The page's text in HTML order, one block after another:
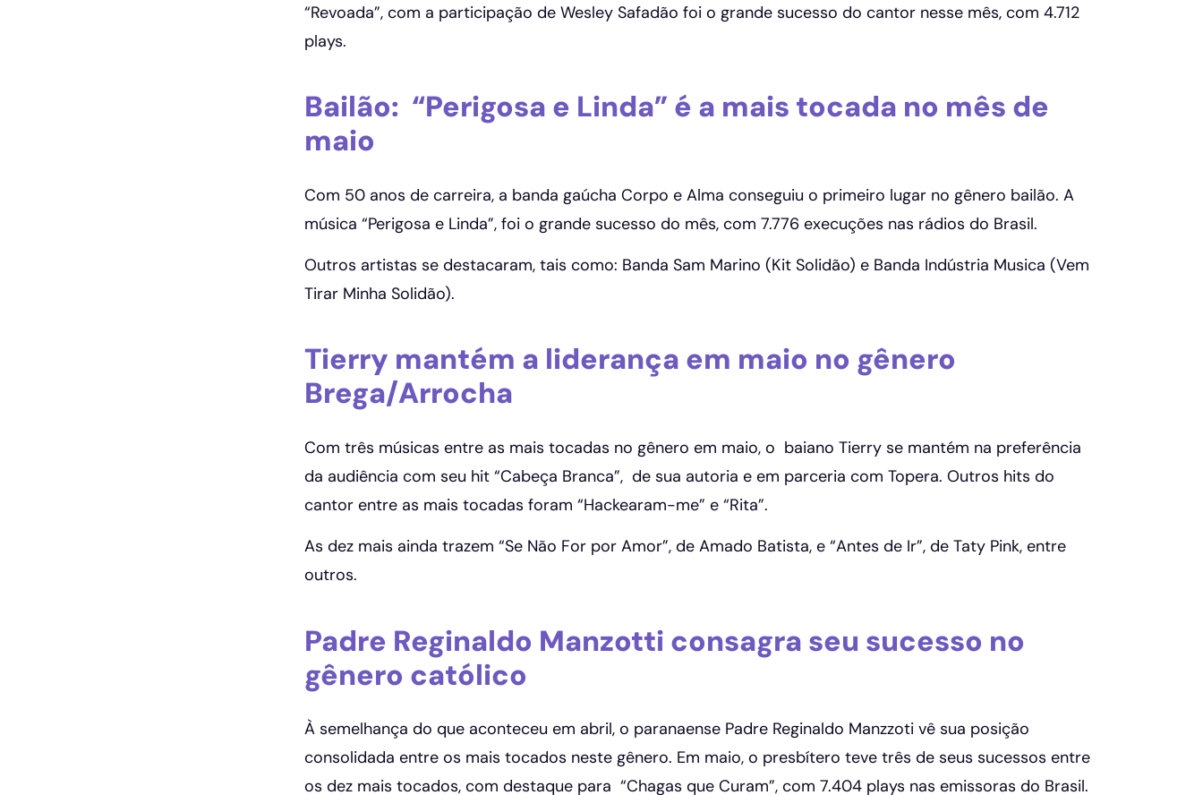
“Revoada”, com a participação de Wesley Safadão foi o grande sucesso do cantor nesse mês, com 4.712
plays.
Bailão: “Perigosa e Linda” é a mais tocada no mês de
maio
Com 50 anos de carreira, a banda gaúcha Corpo e Alma conseguiu o primeiro lugar no gênero bailão. A
música “Perigosa e Linda”, foi o grande sucesso do mês, com 7.776 execuções nas rádios do Brasil.
Outros artistas se destacaram, tais como: Banda Sam Marino (Kit Solidão) e Banda Indústria Musica (Vem
Tirar Minha Solidão).
Tierry mantém a liderança em maio no gênero
Brega/Arrocha
Com três músicas entre as mais tocadas no gênero em maio, o baiano Tierry se mantém na preferência
da audiência com seu hit “Cabeça Branca”, de sua autoria e em parceria com Topera. Outros hits do
cantor entre as mais tocadas foram “Hackearam-me” e “Rita”.
As dez mais ainda trazem “Se Não For por Amor”, de Amado Batista, e “Antes de Ir”, de Taty Pink, entre
outros.
Padre Reginaldo Manzotti consagra seu sucesso no
gênero católico
À semelhança do que aconteceu em abril, o paranaense Padre Reginaldo Manzzoti vê sua posição
consolidada entre os mais tocados neste gênero. Em maio, o presbítero teve três de seus sucessos entre
os dez mais tocados, com destaque para “Chagas que Curam”, com 7.404 plays nas emissoras do Brasil.